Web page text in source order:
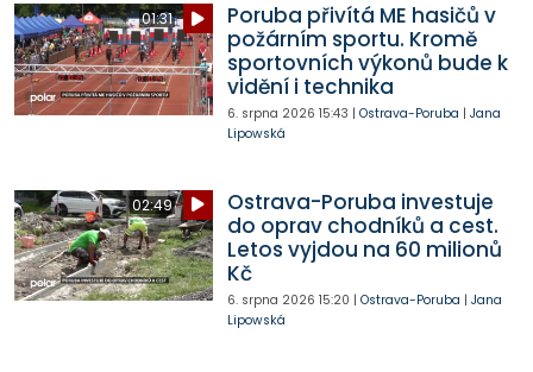
01:31
Poruba přivítá ME hasičů v
požárním sportu. Kromě
sportovních výkonů bude k
vidění i technika
6. srpna 2026 15:43 | Ostrava-Poruba | Jana
Lipowská
02:49
Ostrava-Poruba investuje
do oprav chodníků a cest.
Letos vyjdou na 60 milionů
Kč
6. srpna 2026 15:20 | Ostrava-Poruba | Jana
Lipowská